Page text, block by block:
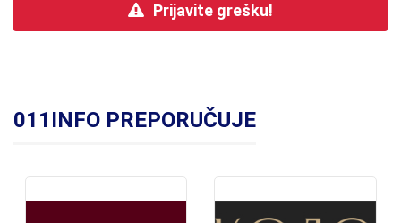
Prijavite grešku!
011INFO PREPORUČUJE